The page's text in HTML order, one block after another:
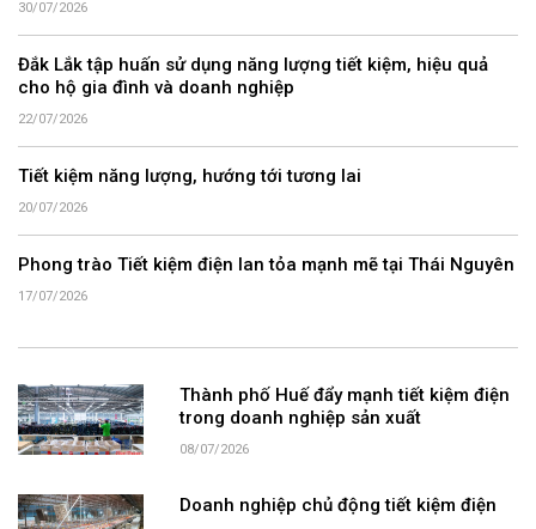
30/07/2026
Đắk Lắk tập huấn sử dụng năng lượng tiết kiệm, hiệu quả
cho hộ gia đình và doanh nghiệp
22/07/2026
Tiết kiệm năng lượng, hướng tới tương lai
20/07/2026
Phong trào Tiết kiệm điện lan tỏa mạnh mẽ tại Thái Nguyên
17/07/2026
Thành phố Huế đẩy mạnh tiết kiệm điện
trong doanh nghiệp sản xuất
08/07/2026
Doanh nghiệp chủ động tiết kiệm điện